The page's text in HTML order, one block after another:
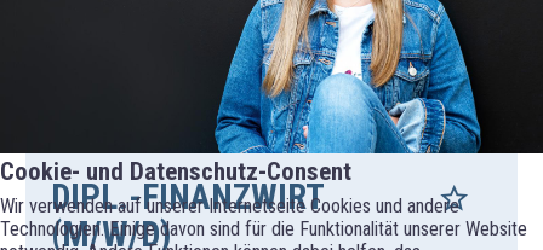
Cookie- und Datenschutz-Consent
Wir verwenden auf unserer Internetseite Cookies und andere
Technologien. Einige davon sind für die Funktionalität unserer Website
DIPL.-FINANZWIRT
(M/W/D)